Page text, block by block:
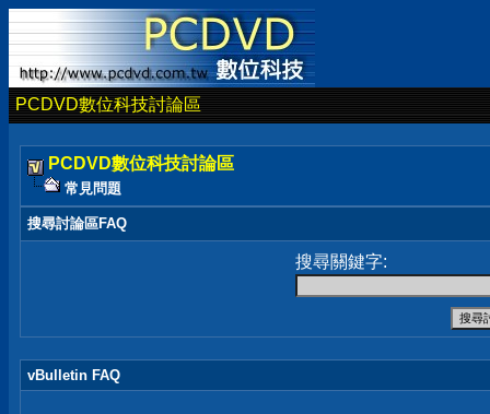
PCDVD數位科技討論區
PCDVD數位科技討論區
常見問題
搜尋討論區FAQ
搜尋關鍵字:
vBulletin FAQ